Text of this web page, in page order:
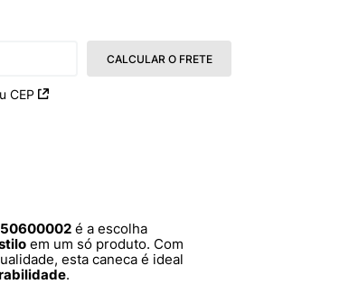
CEP
CALCULAR O FRETE
é a escolha
em um só produto. Com
esta caneca é ideal
.